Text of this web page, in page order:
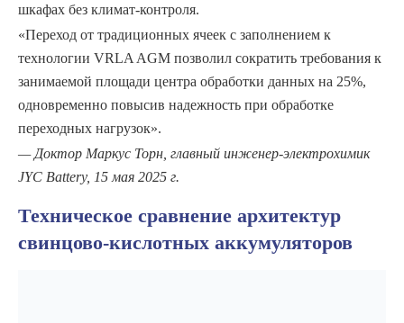
шкафах без климат-контроля.
«Переход от традиционных ячеек с заполнением к
технологии VRLA AGM позволил сократить требования к
занимаемой площади центра обработки данных на 25%,
одновременно повысив надежность при обработке
переходных нагрузок».
— Доктор Маркус Торн, главный инженер-электрохимик
JYC Battery, 15 мая 2025 г.
Техническое сравнение архитектур
свинцово-кислотных аккумуляторов